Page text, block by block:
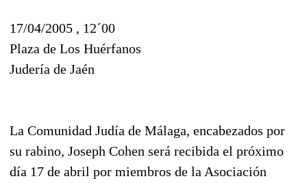
17/04/2005 , 12´00
Plaza de Los Huérfanos
Judería de Jaén
La Comunidad Judía de Málaga, encabezados por
su rabino, Joseph Cohen será recibida el próximo
día 17 de abril por miembros de la Asociación